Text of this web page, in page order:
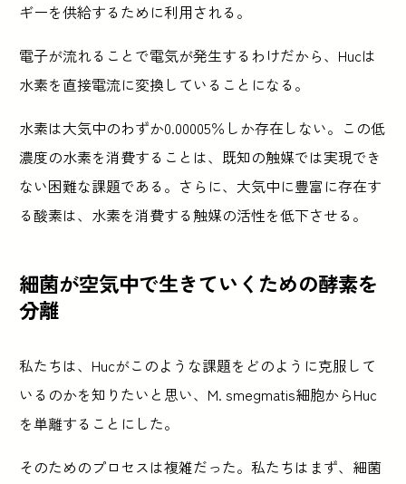
ギーを供給するために利用される。
電子が流れることで電気が発生するわけだから、Hucは
水素を直接電流に変換していることになる。
水素は大気中のわずか0.00005％しか存在しない。この低
濃度の水素を消費することは、既知の触媒では実現でき
ない困難な課題である。さらに、大気中に豊富に存在す
る酸素は、水素を消費する触媒の活性を低下させる。
細菌が空気中で生きていくための酵素を
分離
私たちは、Hucがこのような課題をどのように克服して
いるのかを知りたいと思い、M. smegmatis細胞からHuc
を単離することにした。
そのためのプロセスは複雑だった。私たちはまず、細菌